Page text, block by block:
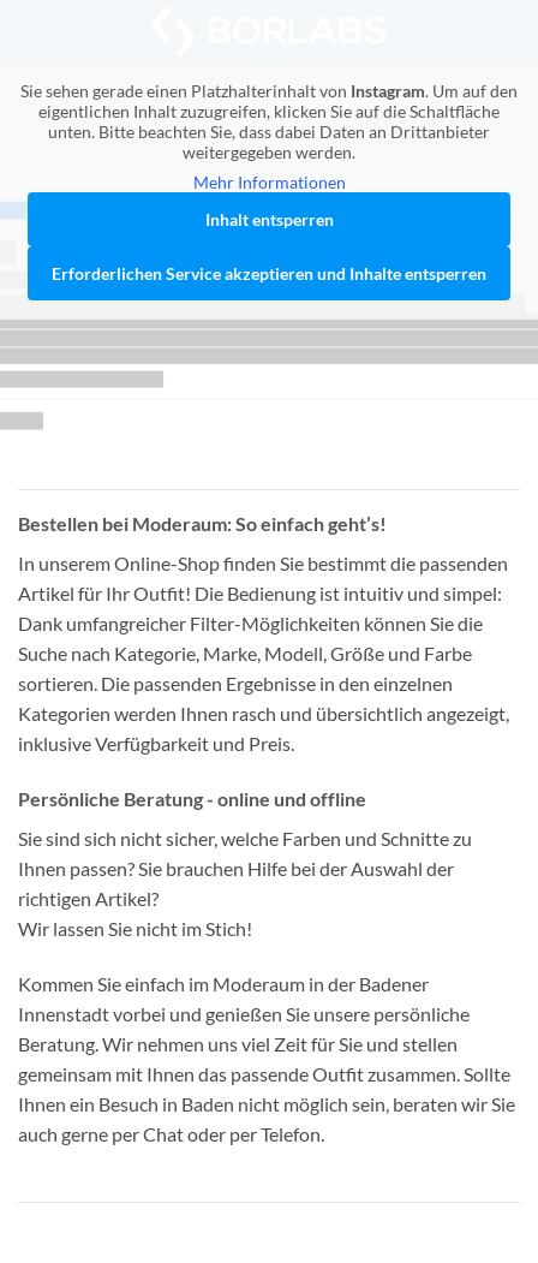
Sie sehen gerade einen Platzhalterinhalt von Instagram. Um auf den
eigentlichen Inhalt zuzugreifen, klicken Sie auf die Schaltfläche
unten. Bitte beachten Sie, dass dabei Daten an Drittanbieter
weitergegeben werden.
Mehr Informationen
Inhalt entsperren
Erforderlichen Service akzeptieren und Inhalte entsperren
Bestellen bei Moderaum: So einfach geht’s!
In unserem Online-Shop finden Sie bestimmt die passenden
Artikel für Ihr Outfit! Die Bedienung ist intuitiv und simpel:
Dank umfangreicher Filter-Möglichkeiten können Sie die
Suche nach Kategorie, Marke, Modell, Größe und Farbe
sortieren. Die passenden Ergebnisse in den einzelnen
Kategorien werden Ihnen rasch und übersichtlich angezeigt,
inklusive Verfügbarkeit und Preis.
Persönliche Beratung - online und offline
Sie sind sich nicht sicher, welche Farben und Schnitte zu
Ihnen passen? Sie brauchen Hilfe bei der Auswahl der
richtigen Artikel?
Wir lassen Sie nicht im Stich!
Kommen Sie einfach im Moderaum in der Badener
Innenstadt vorbei und genießen Sie unsere persönliche
Beratung. Wir nehmen uns viel Zeit für Sie und stellen
gemeinsam mit Ihnen das passende Outfit zusammen. Sollte
Ihnen ein Besuch in Baden nicht möglich sein, beraten wir Sie
auch gerne per Chat oder per Telefon.